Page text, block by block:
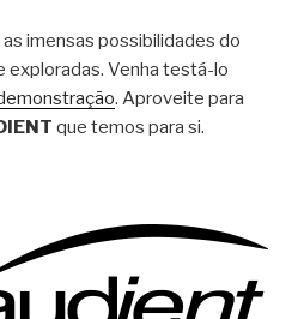
imensas possibilidades do
Venha testá-lo
. Aproveite para
que temos para si.